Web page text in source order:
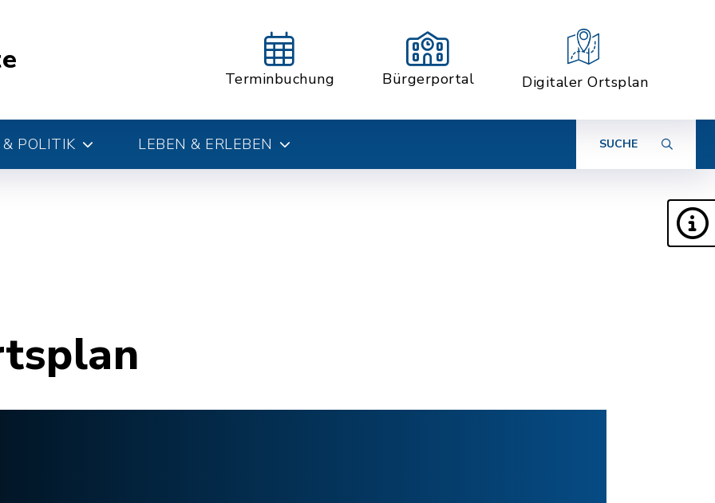
Terminbuchung Bürgerportal Digitaler Ortsplan
& POLITIK LEBEN & ERLEBEN SUCHE